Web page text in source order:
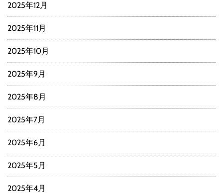
2025年12月
2025年11月
2025年10月
2025年9月
2025年8月
2025年7月
2025年6月
2025年5月
2025年4月